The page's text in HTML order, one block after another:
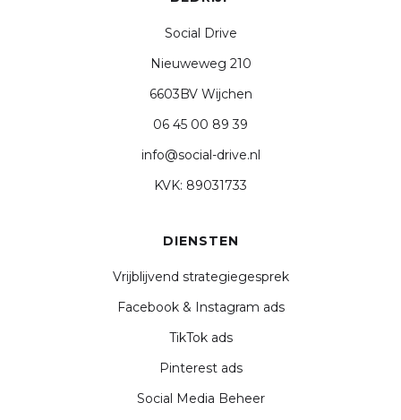
Social Drive
Nieuweweg 210
6603BV Wijchen
06 45 00 89 39
info@social-drive.nl
KVK: 89031733
DIENSTEN
Vrijblijvend strategiegesprek
Facebook & Instagram ads
TikTok ads
Pinterest ads
Social Media Beheer